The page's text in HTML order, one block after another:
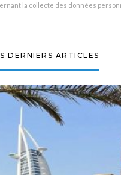
la collecte des données
DERNIERS ARTICLES